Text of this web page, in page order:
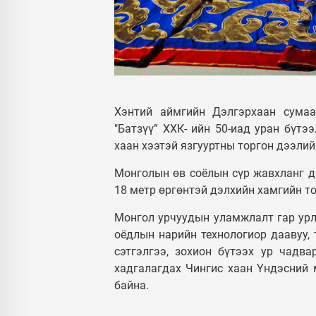
Хэнтий аймгийн Дэлгэрхаан
"Батзүү” ХХК- ийн 50-иад уран
хаан хээтэй язгууртны торгон
Монголын өв соёлын сүр жавхланг
18 метр өргөнтэй дэлхийн хамгийн
Монгол урчуудын уламжлалт гар
оёдлын нарийн технологиор
сэтгэлгээ, зохион бүтээх ур
хадгалагдах Чингис хаан
байна.